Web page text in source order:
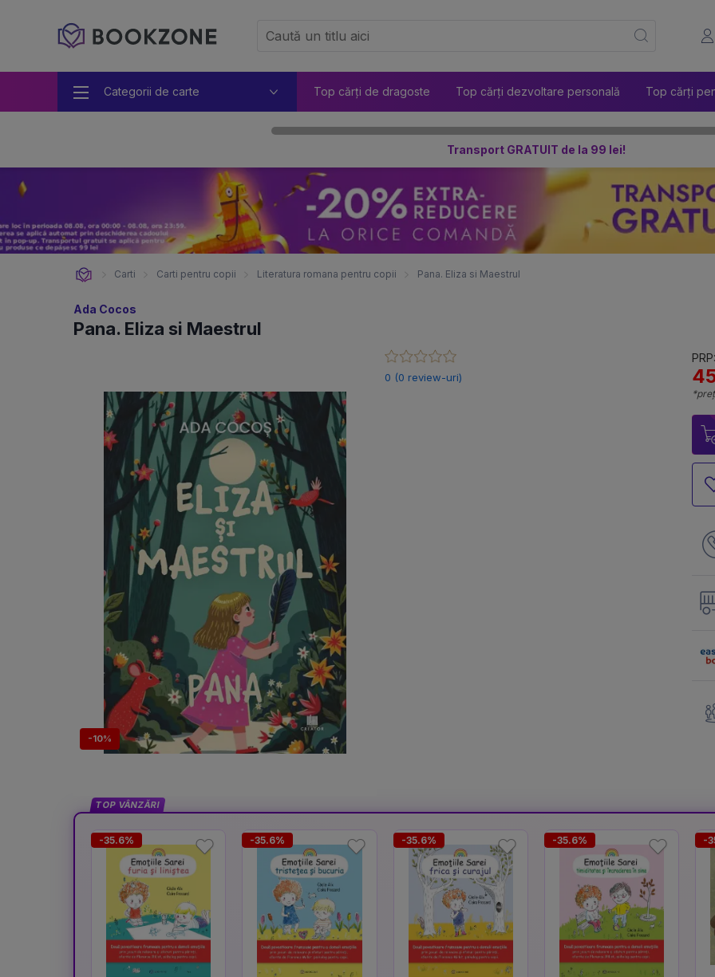
Categorii de carte Top cărți de dragoste Top cărți dezvoltare personală Top cărți
Transport GRATUIT de la 99 lei!
Carti Carti pentru copii Literatura romana pentru copii Pana. Eliza si Maestrul
Ada Cocos
Pana. Eliza si Maestrul
-10%
0 (0 review-uri)
TOP VÂNZĂRI
-35.6% -35.6% -35.6% -35.6% -